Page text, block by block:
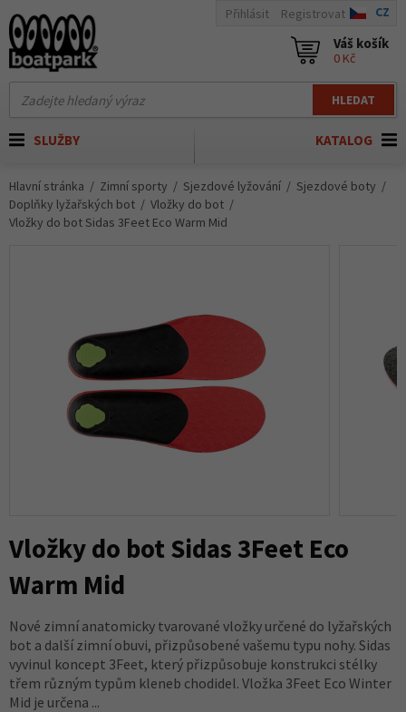
HLEDAT
Přihlásit Registrovat CZ
Váš košík
0 Kč
KATALOG
SLUŽBY
Hlavní stránka Zimní sporty Sjezdové lyžování
Sjezdové boty
Doplňky lyžařských bot
Vložky do bot
Vložky do bot Sidas 3Feet Eco Warm Mid
Vložky do bot Sidas 3Feet Eco
Warm Mid
Nové zimní anatomicky tvarované vložky určené do lyžařských
bot a další zimní obuvi, přizpůsobené vašemu typu nohy. Sidas
vyvinul koncept 3Feet, který přizpůsobuje konstrukci stélky
třem různým typům kleneb chodidel. Vložka 3Feet Eco Winter
Mid je určena ...